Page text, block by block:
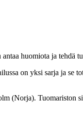
huomiota ja tehdä
on yksi sarja ja se
(Norja). Tuomariston